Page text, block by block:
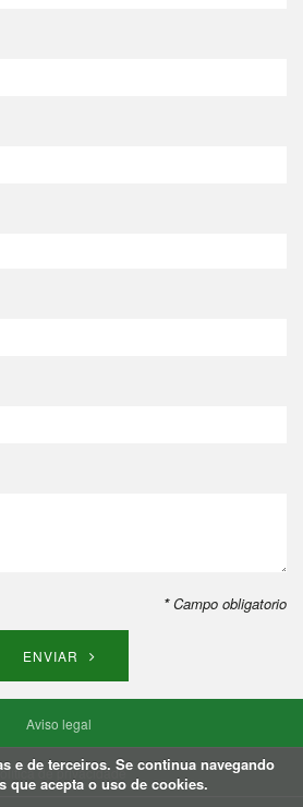
*Campo obligatorio
ENVIAR
Aviso legal
de privacidade
e de terceiros. Se continua navegando
que acepta o uso de cookies.